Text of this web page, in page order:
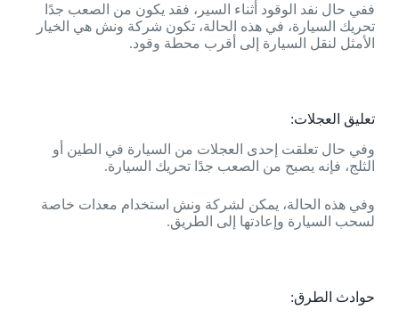
ففي حال نفد الوقود أثناء السير، فقد يكون من الصعب جدًا
تحريك السيارة، في هذه الحالة، تكون شركة ونش هي الخيار
الأمثل لنقل السيارة إلى أقرب محطة وقود.
تعليق العجلات:
وفي حال تعلقت إحدى العجلات من السيارة في الطين أو
الثلج، فإنه يصبح من الصعب جدًا تحريك السيارة.
وفي هذه الحالة، يمكن لشركة ونش استخدام معدات خاصة
لسحب السيارة وإعادتها إلى الطريق.
حوادث الطرق: